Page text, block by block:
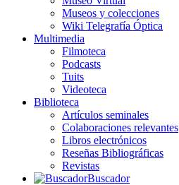
Museos y colecciones
Wiki Telegrafía Óptica
Multimedia
Filmoteca
Podcasts
Tuits
Videoteca
Biblioteca
Artículos seminales
Colaboraciones relevantes
Libros electrónicos
Reseñas Bibliográficas
Revistas
Buscador